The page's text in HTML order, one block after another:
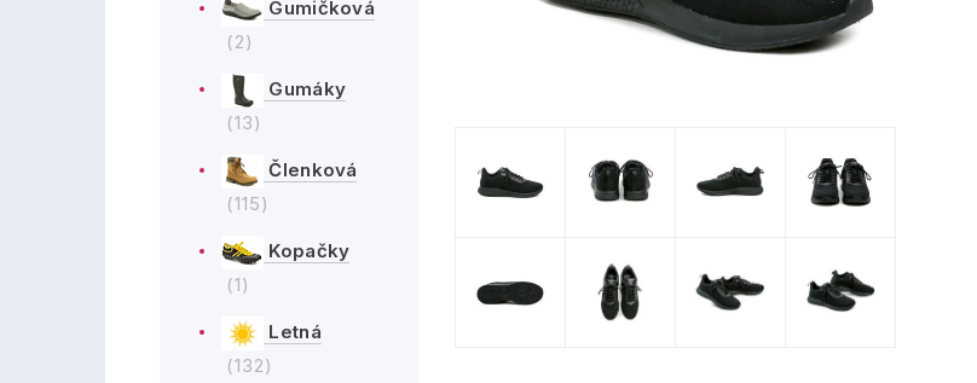
Gumičková
(2)
Gumáky
(13)
Členková
(115)
Kopačky
(1)
Letná
(132)